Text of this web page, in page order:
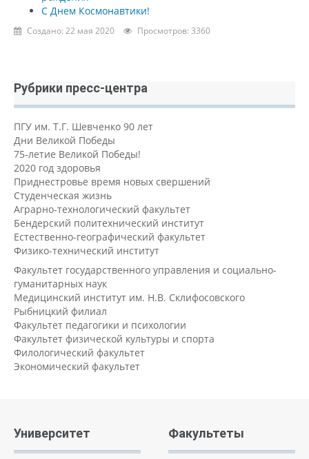
С Днем Космонавтики!
Создано: 22 мая 2020 Просмотров: 3360
Рубрики пресс-центра
ПГУ им. Т.Г. Шевченко 90 лет
Дни Великой Победы
75-летие Великой Победы!
2020 год здоровья
Приднестровье время новых свершений
Студенческая жизнь
Аграрно-технологический факультет
Бендерский политехнический институт
Естественно-географический факультет
Физико-технический институт
Факультет государственного управления и социально-
гуманитарных наук
Медицинский институт им. Н.В. Склифосовского
Рыбницкий филиал
Факультет педагогики и психологии
Факультет физической культуры и спорта
Филологический факультет
Экономический факультет
Университет Факультеты